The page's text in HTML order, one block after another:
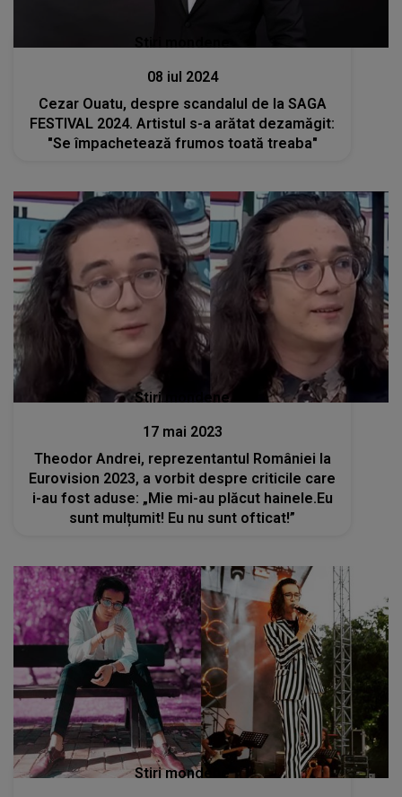
08 iul 2024
Cezar Ouatu, despre scandalul de la SAGA
FESTIVAL 2024. Artistul s-a arătat dezamăgit:
"Se împachetează frumos toată treaba"
Stiri mondene
17 mai 2023
Theodor Andrei, reprezentantul României la
Eurovision 2023, a vorbit despre criticile care
i-au fost aduse: „Mie mi-au plăcut hainele.Eu
sunt mulțumit! Eu nu sunt ofticat!”
Stiri mondene